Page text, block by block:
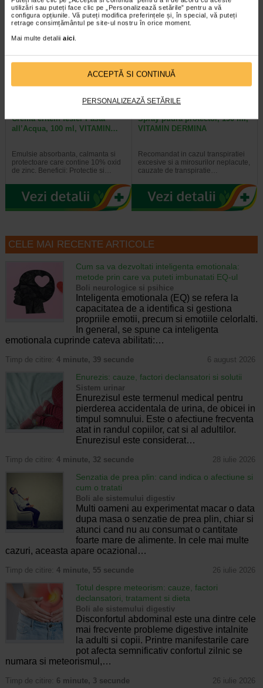
utilizări sau puteți face clic pe „Personalizează setările” pentru a vă
configura opțiunile. Vă puteți modifica preferințele și, în special, vă puteți
retrage consimțământul pe site-ul nostru în orice moment.
Mai multe detalii aici
ACCEPTĂ SI CONTINUĂ
PERSONALIZEAZĂ SETĂRILE
Al 2-lea la jumătate de preț
Crema eritem fesier Pasta
all’Acqua, 100 ml, VITAMIN…
Emulsie absorbanta, calmanta si
protectoare care contine 10% oxid
de zinc. Beneficii: Protectie si…
Spray pudra protector, 150 ml,
VITAMIN DERMINA
Recomandat in cazul transpiratiei
excesive si a mirosurilor neplacute,
cauzate de transpiratie…
CELE MAI RECENTE ARTICOLE
Cum sa va dezvoltati inteligenta emotionala:
metode prin care va puteti imbunatati EQ-ul
Boli neurologice si psihice
Inteligenta emotionala (EQ) se refera la
capacitatea de a identifica si gestiona
propriile emotii, precum si emotiile celorlalti.
In general, se spune ca inteligenta
emotionala cuprinde cateva abilitati:…
Timp de citire: 4 minute, 39 secunde 6 august 2026
Enurezis: cauze, factori declansatori si solutii
Sistem urinar
Enurezisul este termenul medical pentru
pierderea accidentala de urina, de obicei in
timpul somnului. Este o afectiune frecventa
atat in randul copiilor, cat si al adultilor.
Enurezisul este considerat…
Timp de citire: 4 minute, 32 secunde 28 iulie 2026
Senzatia de prea plin: cand indica o afectiune si
cum o tratati
Boli ale sistemului digestiv
Multi oameni au experimentat macar o data
dupa masa o senzatie de prea plin, chiar si
atunci cand nu au consumat o cantitate
foarte mare de alimente. In cele mai multe
cazuri, aceasta apare ocazional…
Timp de citire: 4 minute, 55 secunde 26 iulie 2026
Totul despre meteorism: cauze, factori
declansatori, tratament si dieta
Boli ale sistemului digestiv
Disconfortul abdominal este una dintre cele
mai frecvente probleme digestive intalnite
la adulti si copii. Printre manifestarile care
pot afecta semnificativ confortul zilnic se
numara si meteorismul,…
Timp de citire: 6 minute, 3 secunde 26 iulie 2026